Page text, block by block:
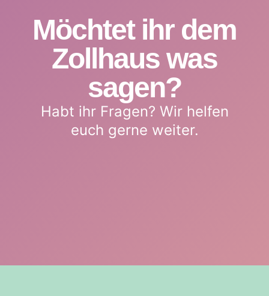
Möchtet ihr dem
Zollhaus was
sagen?
Habt ihr Fragen? Wir helfen
euch gerne weiter.